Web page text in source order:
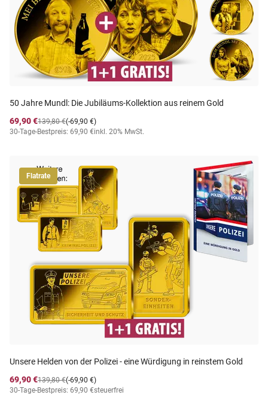
50 Jahre Mundl: Die Jubiläums-Kollektion aus reinem Gold
69,90 €
(-69,90 €)
139,80 €
30-Tage-Bestpreis: 69,90 €inkl. 20% MwSt.
Flatrate
Unsere Helden von der Polizei - eine Würdigung in reinstem Gold
69,90 €
(-69,90 €)
139,80 €
30-Tage-Bestpreis: 69,90 €steuerfrei